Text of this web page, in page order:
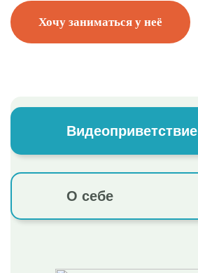
Хочу заниматься у неё
Видеоприветствие
О себе